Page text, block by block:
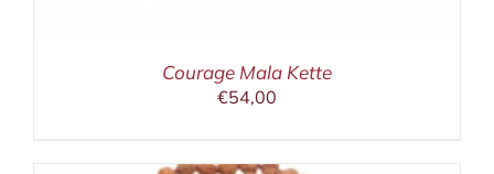
Courage Mala Kette
€54,00